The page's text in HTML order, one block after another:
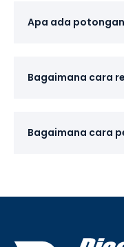
Apa ada
Bagaimana cara
Bagaimana cara